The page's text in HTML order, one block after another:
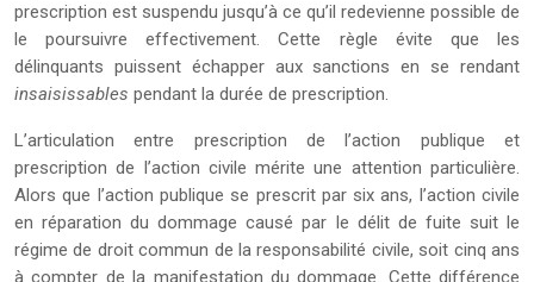
prescription est suspendu jusqu’à ce qu’il redevienne possible de
le poursuivre effectivement. Cette règle évite que les
délinquants puissent échapper aux sanctions en se rendant
insaisissables pendant la durée de prescription.
L’articulation entre prescription de l’action publique et
prescription de l’action civile mérite une attention particulière.
Alors que l’action publique se prescrit par six ans, l’action civile
en réparation du dommage causé par le délit de fuite suit le
régime de droit commun de la responsabilité civile, soit cinq ans
à compter de la manifestation du dommage. Cette différence